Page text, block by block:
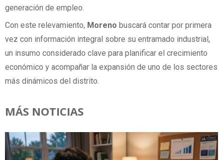
generación de empleo.
Con este relevamiento, Moreno buscará contar por primera
vez con información integral sobre su entramado industrial,
un insumo considerado clave para planificar el crecimiento
económico y acompañar la expansión de uno de los sectores
más dinámicos del distrito.
MÁS NOTICIAS